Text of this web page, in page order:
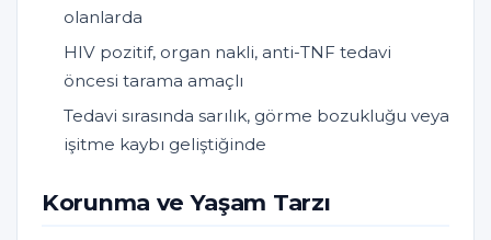
olanlarda
HIV pozitif, organ nakli, anti-TNF tedavi
öncesi tarama amaçlı
Tedavi sırasında sarılık, görme bozukluğu veya
işitme kaybı geliştiğinde
Korunma ve Yaşam Tarzı